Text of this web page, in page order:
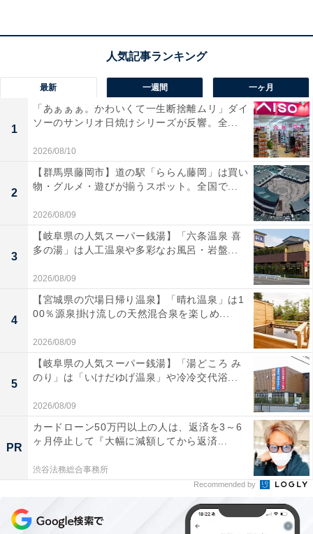
ドローン撮影＆水中カメラ無料！ 宮古島・八重干
瀬シュノーケルツアー
日本最大級のサンゴ礁「八重干瀬（やびじ）」を中心
に、池間島や大神島周辺など当日のベストポイントへ案
内してくれるシュノーケルツアーです。1グループにつ
き水中カメラ1台の無料レンタルとドローン空撮データ
のプレゼントつきで、思い出をたっぷり記録に残せま
す。沖縄県公安委員会認定の安全対策優良業者が催行す
る信頼性も魅力です。
料金
1万1500円（エコプラン：9750円〜）
約2〜3時間
最新 一週間 一ヶ月
1
「あぁぁぁ。かわいくて一生断捨離ムリ」ダイ
ソーのサンリオ日焼けシリーズが反響。全...
2026/08/10
2
【群馬県藤岡市】道の駅「ららん藤岡」は買い
物・グルメ・遊びが揃うスポット。全国で...
2026/08/09
3
【岐阜県の人気スーパー銭湯】「六条温泉 喜
多の湯」は人工温泉や多彩なお風呂・岩盤...
2026/08/09
4
【宮城県の穴場日帰り温泉】「晴れ温泉」は1
00％源泉掛け流しの天然混合泉を楽しめ...
2026/08/09
5
【岐阜県の人気スーパー銭湯】「湯どころ み
のり」は「いけだゆげ温泉」や冷冷交代浴...
2026/08/09
PR
カードローン50万円以上の人は、返済を3～6
ヶ月停止して『大幅に減額してから返済...
渋谷法務総合事務所
Recommended by